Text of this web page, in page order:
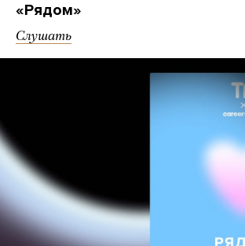
«Рядом»
Слушать